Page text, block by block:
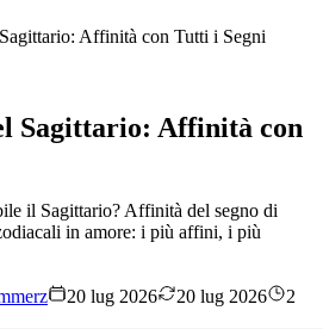
Affinità con Tutti i Segni
Sagittario: Affinità con
il Sagittario? Affinità del segno di
in amore: i più affini, i più
20 lug 2026 20 lug 2026
2